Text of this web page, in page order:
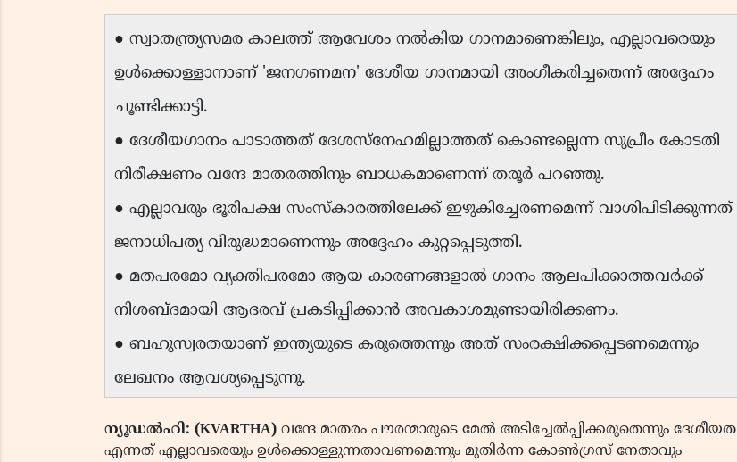
● സ്വാതന്ത്ര്യസമര കാലത്ത് ആവേശം നൽകിയ ഗാനമാണെങ്കിലും, എല്ലാവരെയും
ഉൾക്കൊള്ളാനാണ് 'ജനഗണമന' ദേശീയ ഗാനമായി അംഗീകരിച്ചതെന്ന് അദ്ദേഹം
ചൂണ്ടിക്കാട്ടി.
● ദേശീയഗാനം പാടാത്തത് ദേശസ്നേഹമില്ലാത്തത് കൊണ്ടല്ലെന്ന സുപ്രീം കോടതി
നിരീക്ഷണം വന്ദേ മാതരത്തിനും ബാധകമാണെന്ന് തരൂർ പറഞ്ഞു.
● എല്ലാവരും ഭൂരിപക്ഷ സംസ്കാരത്തിലേക്ക് ഇഴുകിച്ചേരണമെന്ന് വാശിപിടിക്കുന്നത്
ജനാധിപത്യ വിരുദ്ധമാണെന്നും അദ്ദേഹം കുറ്റപ്പെടുത്തി.
● മതപരമോ വ്യക്തിപരമോ ആയ കാരണങ്ങളാൽ ഗാനം ആലപിക്കാത്തവർക്ക്
നിശബ്ദമായി ആദരവ് പ്രകടിപ്പിക്കാൻ അവകാശമുണ്ടായിരിക്കണം.
● ബഹുസ്വരതയാണ് ഇന്ത്യയുടെ കരുത്തെന്നും അത് സംരക്ഷിക്കപ്പെടണമെന്നും
ലേഖനം ആവശ്യപ്പെടുന്നു.
ന്യൂഡൽഹി: (KVARTHA) വന്ദേ മാതരം പൗരന്മാരുടെ മേൽ അടിച്ചേൽപ്പിക്കരുതെന്നും ദേശീയത
എന്നത് എല്ലാവരെയും ഉൾക്കൊള്ളുന്നതാവണമെന്നും മുതിർന്ന കോൺഗ്രസ് നേതാവും